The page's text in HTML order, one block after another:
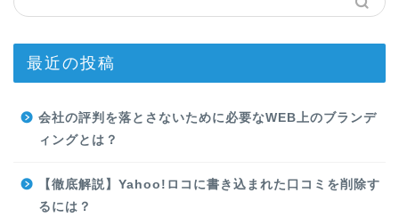
最近の投稿
会社の評判を落とさないために必要なWEB上のブランデ
ィングとは？
【徹底解説】Yahoo!ロコに書き込まれた口コミを削除す
るには？